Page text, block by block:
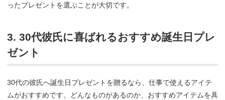
ったプレゼントを選ぶことが大切です。
3. 30代彼氏に喜ばれるおすすめ誕生日プレ
ゼント
30代の彼氏へ誕生日プレゼントを贈るなら、仕事で使えるアイテ
ムがおすすめです。どんなものがあるのか、おすすめアイテムを具